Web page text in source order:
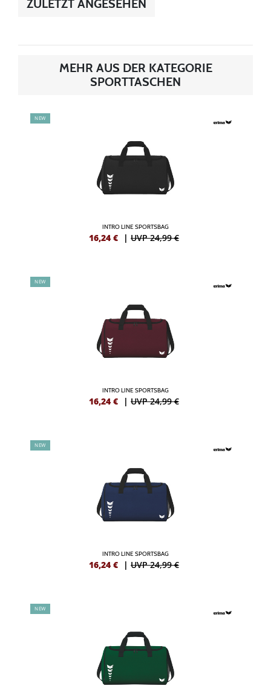
ZULETZT ANGESEHEN
MEHR AUS DER KATEGORIE
SPORTTASCHEN
NEW
INTRO LINE SPORTSBAG
16,24 € | UVP 24,99 €
NEW
INTRO LINE SPORTSBAG
16,24 € | UVP 24,99 €
NEW
INTRO LINE SPORTSBAG
16,24 € | UVP 24,99 €
NEW